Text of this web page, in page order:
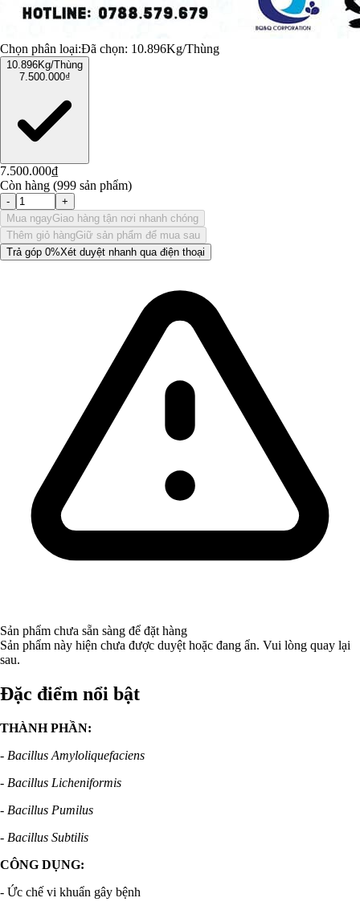
Chọn phân loại:Đã chọn: 10.896Kg/Thùng
10.896Kg/Thùng
7.500.000₫
7.500.000₫
Còn hàng (999 sản phẩm)
-
+
Mua ngayGiao hàng tận nơi nhanh chóng
Thêm giỏ hàngGiữ sản phẩm để mua sau
Trả góp 0%Xét duyệt nhanh qua điện thoại
Sản phẩm chưa sẵn sàng để đặt hàng
Sản phẩm này hiện chưa được duyệt hoặc đang ẩn. Vui lòng quay lại
sau.
Đặc điểm nổi bật
THÀNH PHẦN:
- Bacillus Amyloliquefaciens
- Bacillus Licheniformis
- Bacillus Pumilus
- Bacillus Subtilis
CÔNG DỤNG:
- Ức chế vi khuẩn gây bệnh